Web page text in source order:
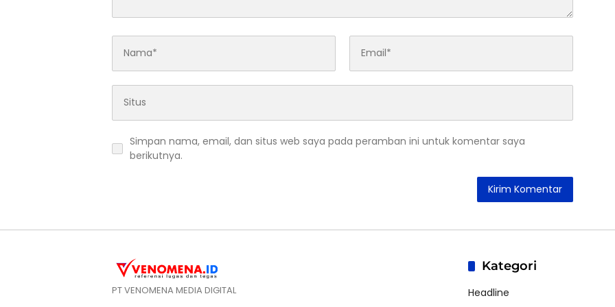
Simpan nama, email, dan situs web saya pada peramban ini untuk komentar saya
berikutnya.
PT VENOMENA MEDIA DIGITAL
Kategori
Headline